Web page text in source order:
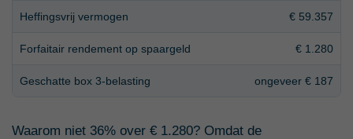
Heffingsvrij vermogen € 59.357
Forfaitair rendement op spaargeld € 1.280
Geschatte box 3-belasting ongeveer € 187
Waarom niet 36% over € 1.280? Omdat de